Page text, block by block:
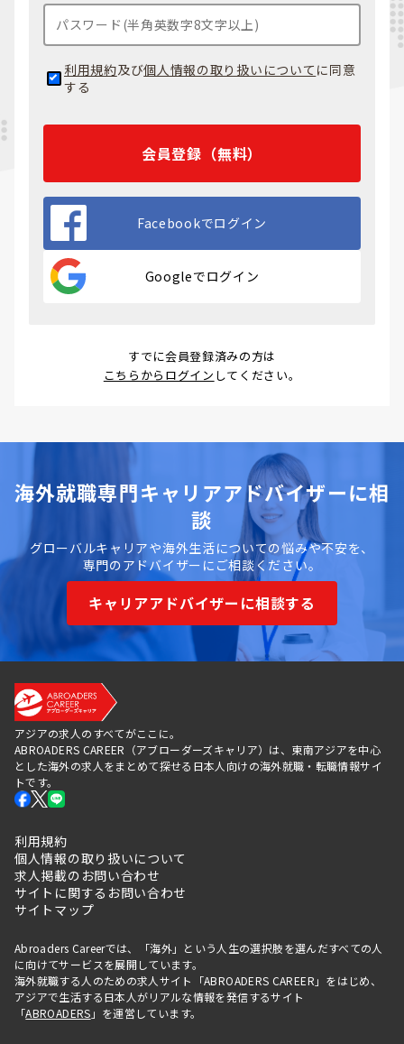
利用規約及び個人情報の取り扱いについて に同意
する
会員登録（無料）
Facebookでログイン
Googleでログイン
すでに会員登録済みの方は
こちらからログイン してください。
海外就職専門キャリアアドバイザーに相
談
グローバルキャリアや海外生活についての悩みや不安を、
専門のアドバイザーにご相談ください。
キャリアアドバイザーに相談する
アジアの求人のすべてがここに。
ABROADERS CAREER（アブローダーズキャリア）は、東南アジアを中心
とした海外の求人をまとめて探せる日本人向けの海外就職・転職情報サイ
トです。
利用規約
個人情報の取り扱いについて
求人掲載のお問い合わせ
サイトに関するお問い合わせ
サイトマップ
Abroaders Careerでは、「海外」という人生の選択肢を選んだすべての人
に向けてサービスを展開しています。
海外就職する人のための求人サイト「ABROADERS CAREER」をはじめ、
アジアで生活する日本人がリアルな情報を発信するサイト
「ABROADERS 」を運営しています。